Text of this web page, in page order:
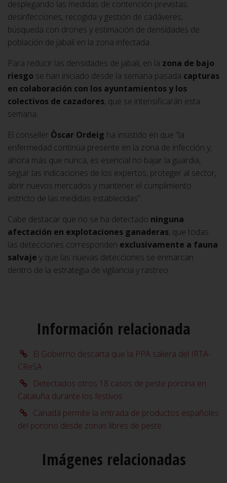
desplegando las medidas de contención previstas:
desinfecciones, recogida y gestión de cadáveres,
búsqueda con drones y estimación de densidades de
población de jabalí en la zona infectada.
Para reducir las densidades de jabalí, en la zona de bajo
riesgo se han iniciado desde la semana pasada capturas
en colaboración con los ayuntamientos y los
colectivos de cazadores, que se intensificarán esta
semana.
El conseller Òscar Ordeig ha insistido en que “la
enfermedad continúa presente en la zona de infección y,
ahora más que nunca, es esencial no bajar la guardia,
seguir las indicaciones de los expertos, proteger al sector,
abrir nuevos mercados y mantener el cumplimiento
estricto de las medidas establecidas”.
Cabe destacar que no se ha detectado ninguna
afectación en explotaciones ganaderas, que todas
las detecciones corresponden exclusivamente a fauna
salvaje y que las nuevas detecciones se enmarcan
dentro de la estrategia de vigilancia y rastreo.
Información relacionada
El Gobierno descarta que la PPA saliera del IRTA-
CReSA
Detectados otros 18 casos de peste porcina en
Cataluña durante los festivos
Canadá permite la entrada de productos españoles
del porcino desde zonas libres de peste
Imágenes relacionadas